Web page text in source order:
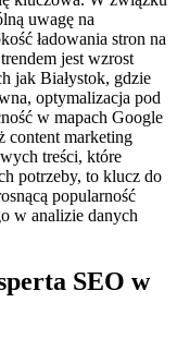
uwagę na
ładowania stron na
jest wzrost
jak Białystok, gdzie
optymalizacja pod
w mapach Google
content marketing
treści, które
potrzeby, to klucz do
popularność
w analizie danych
SEO w